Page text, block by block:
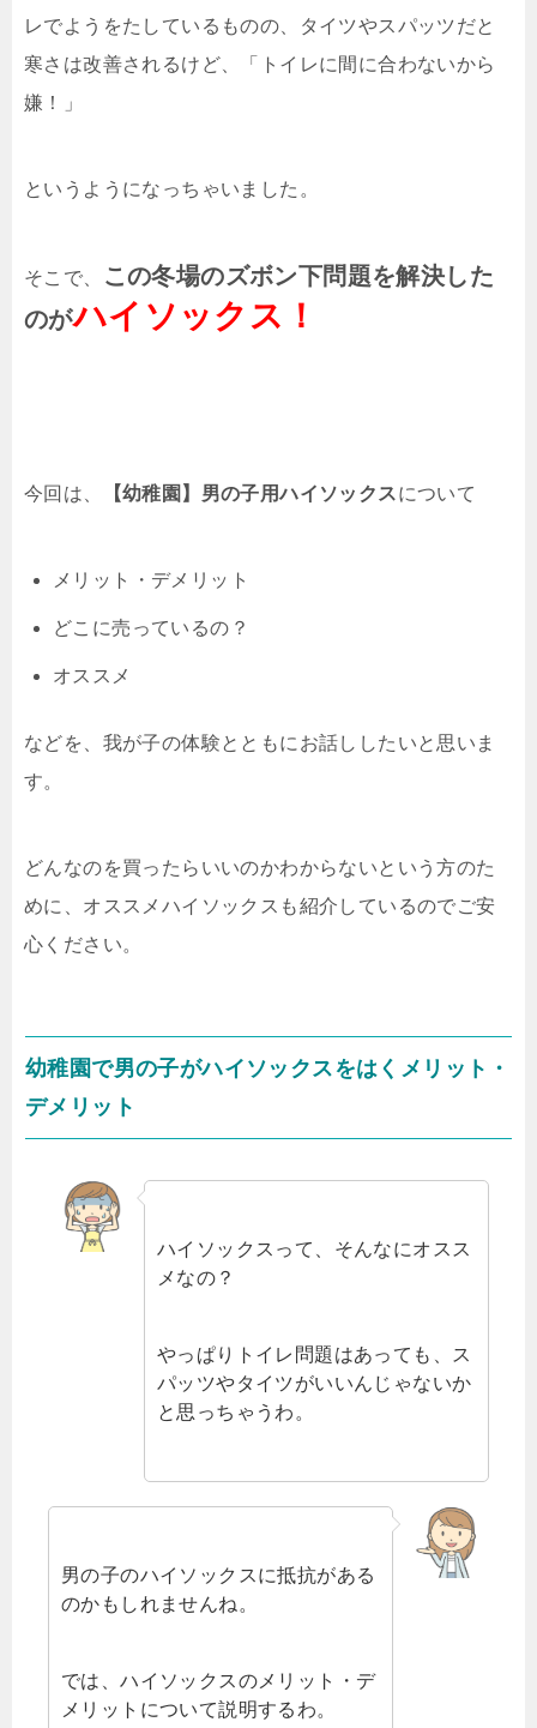
レでようをたしているものの、タイツやスパッツだと
寒さは改善されるけど、「トイレに間に合わないから
嫌！」
というようになっちゃいました。
そこで、
この冬場のズボン下問題を解決した
のがハイソックス！
今回は、 【幼稚園】男の子用ハイソックスについて
メリット・デメリット
どこに売っているの？
オススメ
などを、我が子の体験とともにお話ししたいと思いま
す。
どんなのを買ったらいいのかわからないという方のた
めに、オススメハイソックスも紹介しているのでご安
心ください。
幼稚園で男の子がハイソックスをはくメリット・
デメリット
ハイソックスって、そんなにオスス
メなの？
やっぱりトイレ問題はあっても、ス
パッツやタイツがいいんじゃないか
と思っちゃうわ。
男の子のハイソックスに抵抗がある
のかもしれませんね。
では、ハイソックスのメリット・デ
メリットについて説明するわ。